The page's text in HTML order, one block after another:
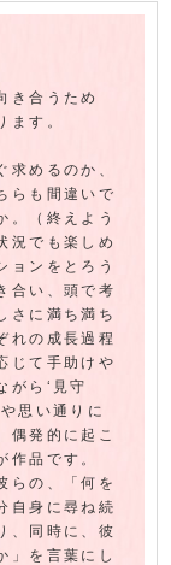
き合うため
ます。
めるのか、
らも間違いで
。（終えよう
況でも楽しめ
ョンをとろう
合い、頭で考
さに満ち満ち
れの成長過程
じて手助けや
がら‘見守
思い通りに
偶発的に起こ
作品です。
らの、「何を
自身に尋ね続
、同時に、彼
」を言葉にし